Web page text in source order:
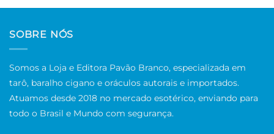
SOBRE NÓS
Somos a Loja e Editora Pavão Branco, especializada em
tarô, baralho cigano e oráculos autorais e importados.
Atuamos desde 2018 no mercado esotérico, enviando para
todo o Brasil e Mundo com segurança.